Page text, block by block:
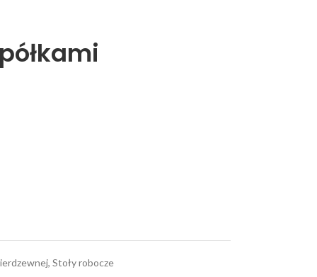
, Stoły robocze